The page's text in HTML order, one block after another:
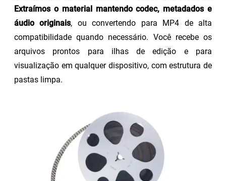
Extraímos o material mantendo codec, metadados e
áudio originais, ou convertendo para MP4 de alta
compatibilidade quando necessário. Você recebe os
arquivos prontos para ilhas de edição e para
visualização em qualquer dispositivo, com estrutura de
pastas limpa.